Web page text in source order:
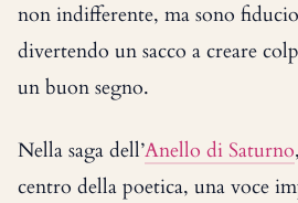
non indifferente, ma sono
divertendo un sacco a creare
un buon segno.
Nella saga dell’Anello di Saturno
centro della poetica, una voce